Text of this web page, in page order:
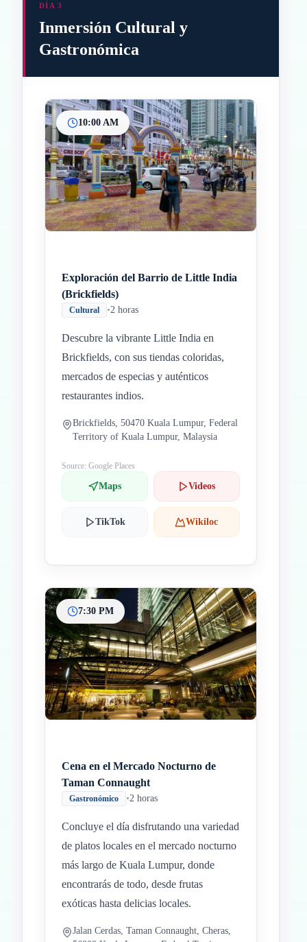
InicioParadas intermedias
Final
DÍA 3
Inmersión Cultural y
Gastronómica
10:00 AM
Exploración del Barrio de Little India
(Brickfields)
Cultural •2 horas
Descubre la vibrante Little India en
Brickfields, con sus tiendas coloridas,
mercados de especias y auténticos
restaurantes indios.
Brickfields, 50470 Kuala Lumpur, Federal
Territory of Kuala Lumpur, Malaysia
Source: Google Places
Maps Videos
TikTok Wikiloc
7:30 PM
Cena en el Mercado Nocturno de
Taman Connaught
Gastronómico •2 horas
Concluye el día disfrutando una variedad
de platos locales en el mercado nocturno
más largo de Kuala Lumpur, donde
encontrarás de todo, desde frutas
exóticas hasta delicias locales.
Jalan Cerdas, Taman Connaught, Cheras,